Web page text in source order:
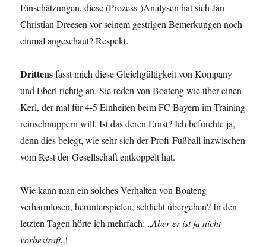
Einschätzungen, diese (Prozess-)Analysen hat sich Jan-
Christian Dreesen vor seinem gestrigen Bemerkungen noch
einmal angeschaut? Respekt.
Drittensfasst mich diese Gleichgültigkeit von Kompany
und Eberl richtig an. Sie reden von Boateng wie über einen
Kerl, der mal für 4-5 Einheiten beim FC Bayern im Training
reinschnuppern will. Ist das deren Ernst? Ich befürchte ja,
denn dies belegt, wie sehr sich der Profi-Fußball inzwischen
vom Rest der Gesellschaft entkoppelt hat.
Wie kann man ein solches Verhalten von Boateng
verharmlosen, herunterspielen, schlicht übergehen? In den
letzten Tagen hörte ich mehrfach: „Aber er ist ja nicht
vorbestraft„!